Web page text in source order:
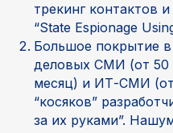
трекинг контактов
“State Espionage
Большое покрытие
деловых СМИ (от 50
месяц) и ИТ-СМИ (от
“косяков”
за их руками”.